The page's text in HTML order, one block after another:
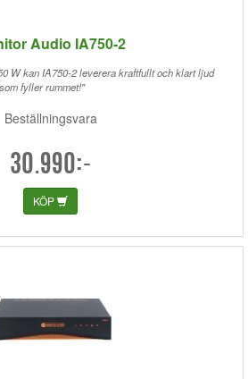
Audio IA750-2
W kan IA750-2 leverera kraftfullt och klart ljud
som fyller rummet!"
Beställningsvara
30.990:-
KÖP